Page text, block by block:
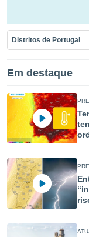
utilizar
medir
da
medir o
os
de
ou
de dados
melhorar
Distritos de Portugal
Em destaque